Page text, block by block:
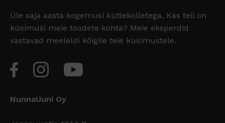
Üle saja aasta kogemusi küttekolletega. Kas teil on
küsimusi meie toodete kohta? Meie eksperdid
vastavad meeleldi kõigile teie küsimustele.
NunnaUuni Oy